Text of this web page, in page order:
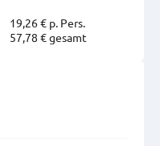
19,26 € p. Pers.
57,78 € gesamt